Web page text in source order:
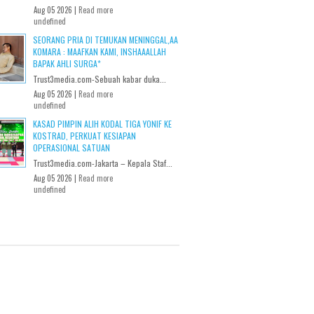
Aug 05 2026 | Read more
undefined
SEORANG PRIA DI TEMUKAN MENINGGAL,AA
KOMARA : MAAFKAN KAMI, INSHAAALLAH
BAPAK AHLI SURGA*
Trust3media.com-Sebuah kabar duka...
Aug 05 2026 | Read more
undefined
KASAD PIMPIN ALIH KODAL TIGA YONIF KE
KOSTRAD, PERKUAT KESIAPAN
OPERASIONAL SATUAN
Trust3media.com-Jakarta – Kepala Staf...
Aug 05 2026 | Read more
undefined